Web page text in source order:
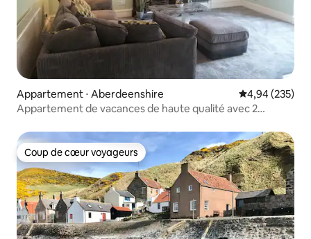
Appartement ⋅ Aberdeenshire Évaluation
4,94 (235)
Appartement de vacances de haute qualité avec 2
Coup de cœur voyageurs
Coup de cœur voyageurs